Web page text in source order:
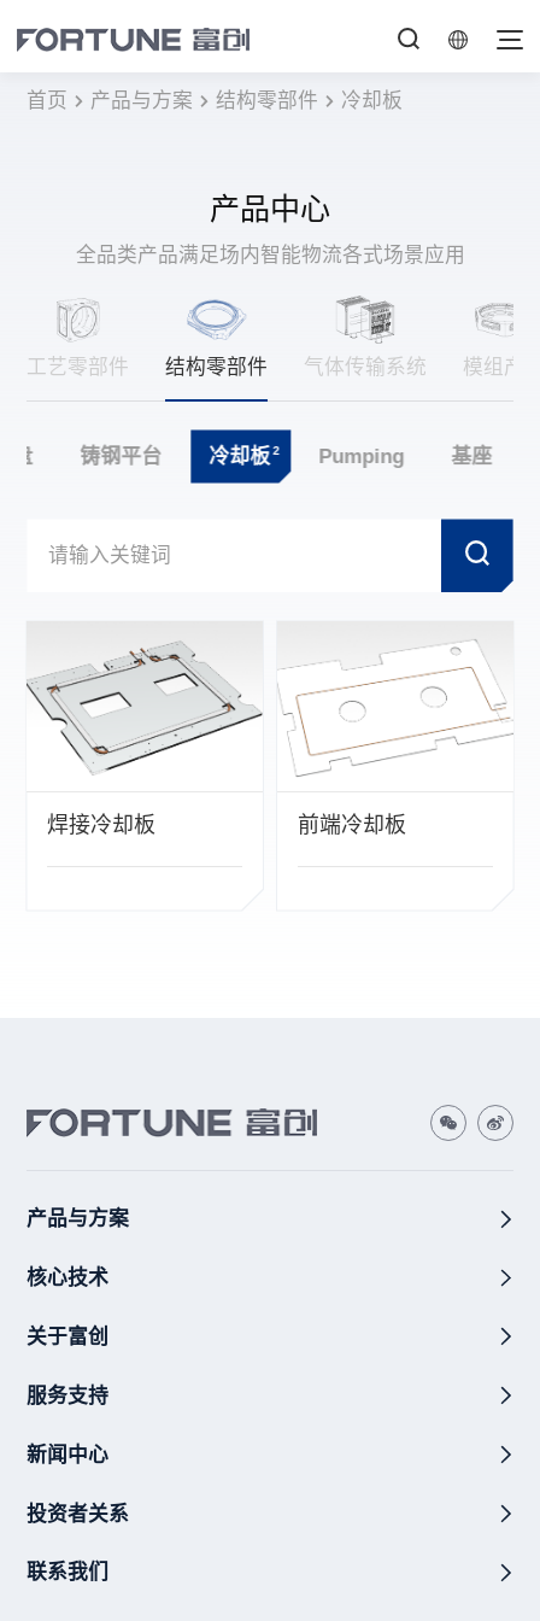
首页 产品与方案 结构零部件 冷却板
产品中心
全品类产品满足场内智能物流各式场景应用
工艺零部件 结构零部件 气体传输系统 模组产
盘 铸钢平台 冷却板 2 Pumping 基座
焊接冷却板 前端冷却板
产品与方案
核心技术
关于富创
服务支持
新闻中心
投资者关系
联系我们